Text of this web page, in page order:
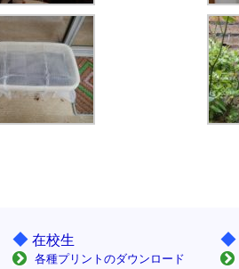
◆ 在校生
各種プリントのダウンロード
◆